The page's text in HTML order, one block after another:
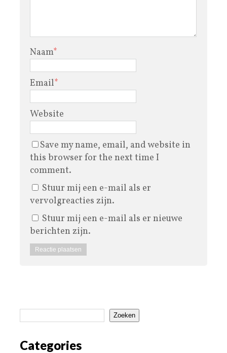
Naam*
Email*
Website
Save my name, email, and website in
this browser for the next time I
comment.
Stuur mij een e-mail als er
vervolgreacties zijn.
Stuur mij een e-mail als er nieuwe
berichten zijn.
Zoeken
Categories